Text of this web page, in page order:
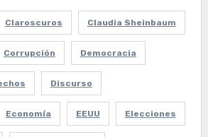
Claroscuros Claudia Sheinbaum
Corrupción Democracia
Discurso
Economía EEUU Elecciones